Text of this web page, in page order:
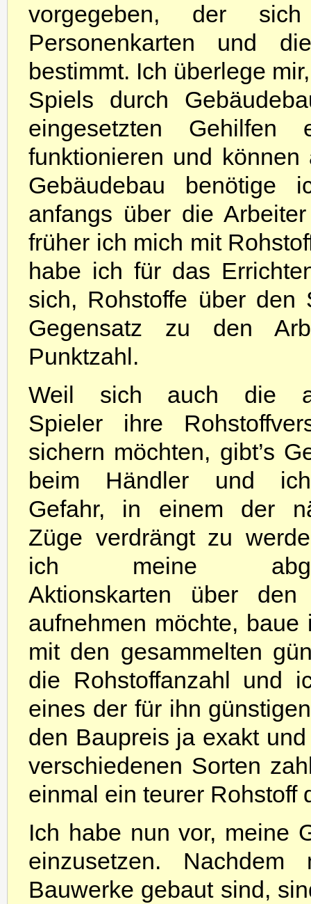
vorgegeben, der
Personenkarten und
bestimmt. Ich überlege
Spiels durch
eingesetzten Gehilfen
funktionieren und
Gebäudebau benötige
anfangs über die
früher ich mich mit
habe ich für das
sich, Rohstoffe über den
Gegensatz zu den
Punktzahl.
Weil sich auch die
Spieler ihre
sichern möchten, gibt’s
beim Händler und
Gefahr, in einem der
Züge verdrängt zu
ich meine
Aktionskarten über
aufnehmen möchte,
mit den gesammelten
die Rohstoffanzahl und
eines der für ihn
den Baupreis ja exakt
verschiedenen Sorten
einmal ein teurer Rohstoff
Ich habe nun vor, meine
einzusetzen.
Bauwerke gebaut sind,